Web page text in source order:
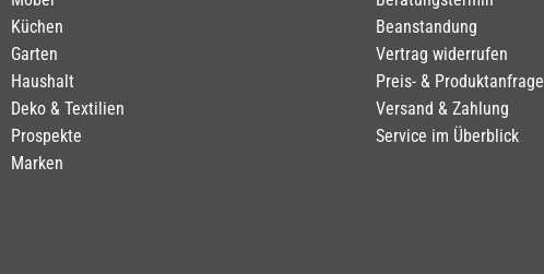
Küchen
Garten
Haushalt
Deko & Textilien
Prospekte
Marken
Beanstandung
Vertrag widerrufen
Preis- & Produktanfrage
Versand & Zahlung
Service im Überblick